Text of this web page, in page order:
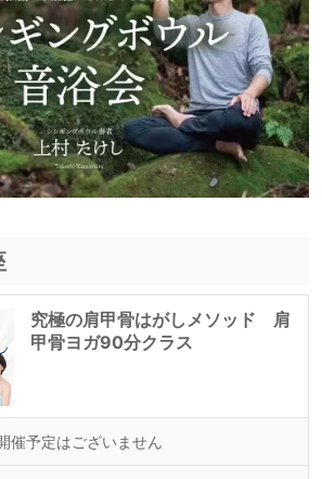
究極の肩甲骨はがしメソッド 肩
甲骨ヨガ90分クラス
催予定はございません